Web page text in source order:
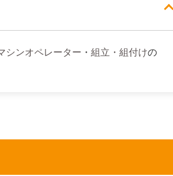
シンオペレーター ・ 組立・組付けの